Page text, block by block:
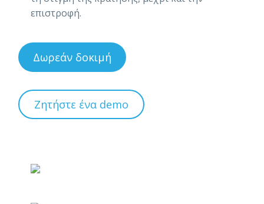
επιστροφή.
Δωρεάν δοκιμή
Ζητήστε ένα demo